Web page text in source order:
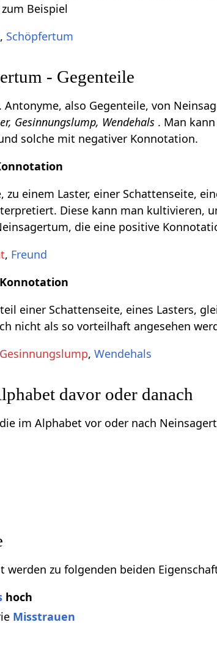
Beispiel
, Schöpfertum
- Gegenteile
Antonyme, also Gegenteile, von
Gesinnungslump, Wendehals . Man
solche mit negativer Konnotation.
zu einem Laster, einer Schattenseite,
Diese kann man kultivieren,
die eine positive
, Freund
einer Schattenseite, eines Lasters,
nicht als so vorteilhaft angesehen
Gesinnungslump,Wendehals
davor oder danach
im Alphabet vor oder nach
werden zu folgenden beiden
hoch
Misstrauen